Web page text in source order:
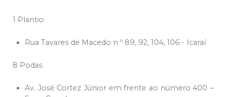
1 Plantio
Rua Tavares de Macedo n º 89, 92, 104, 106 - Icaraí
8 Podas
Av. José Cortez Júnior em frente ao número 400 –